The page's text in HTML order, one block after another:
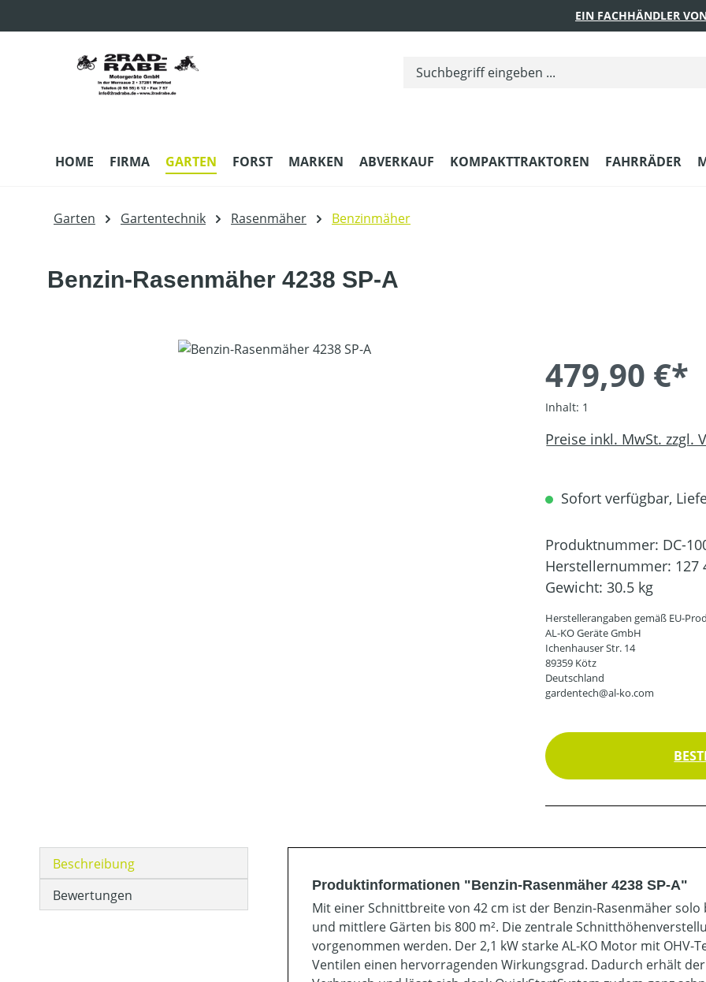
EIN FACHHÄNDLER
HOME FIRMA GARTEN FORST MARKEN ABVERKAUF KOMPAKTTRAKTOREN FAHRRÄDER
Garten Gartentechnik Rasenmäher Benzinmäher
Benzin-Rasenmäher 4238 SP-A
Bildergalerie überspringen
479,90 €*
Inhalt: 1
Preise inkl. MwSt. zzgl.
Sofort verfügbar,
Produktnummer: DC-
Herstellernummer: 127
Gewicht: 30.5 kg
Herstellerangaben gemäß EU-
AL-KO Geräte GmbH
Ichenhauser Str. 14
89359 Kötz
Deutschland
gardentech@al-ko.com
Beschreibung
Bewertungen
Produktinformationen "Benzin-Rasenmäher 4238 SP-A"
Mit einer Schnittbreite von 42 cm ist der Benzin-Rasenmäher solo
und mittlere Gärten bis 800 m². Die zentrale
vorgenommen werden. Der 2,1 kW starke AL-KO Motor mit OHV-
Ventilen einen hervorragenden Wirkungsgrad. Dadurch erhält